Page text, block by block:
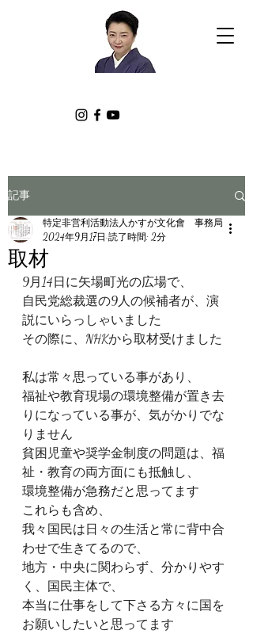
記事
取材
特定非営利活動法人かすが文化會 事務局
2024年9月17日 読了時間: 2分
9月14日に矢場町光の広場で、
自民党総裁選の9人の候補者が、演
説にいらっしゃいました
その際に、NHKから取材受けました
私は常々思っている事があり、
福祉や教育現場の環境整備が置き去
りになっている事が、気がかりでな
りません
貧困児童や奨学金制度の問題は、福
祉・教育の両方面にも抵触し、
環境整備が急務だと思ってます
これらも含め、
我々国民は日々の生活と常に背中合
わせで生きてるので、
地方・中央に関わらず、分かりやす
く、国民主体で、
本当に仕事をして下さる方々に国を
お願いしたいと思ってます